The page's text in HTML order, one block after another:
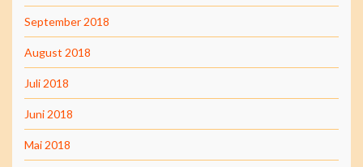
September 2018
August 2018
Juli 2018
Juni 2018
Mai 2018